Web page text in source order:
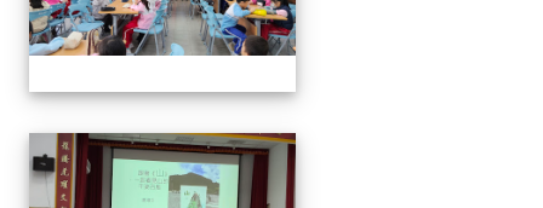
114年閱讀講座-與山的對話